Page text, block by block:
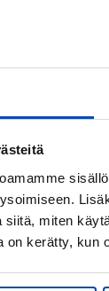
siitä, miten
on kerätty, kun
juuri sinulle
vaivaa sen